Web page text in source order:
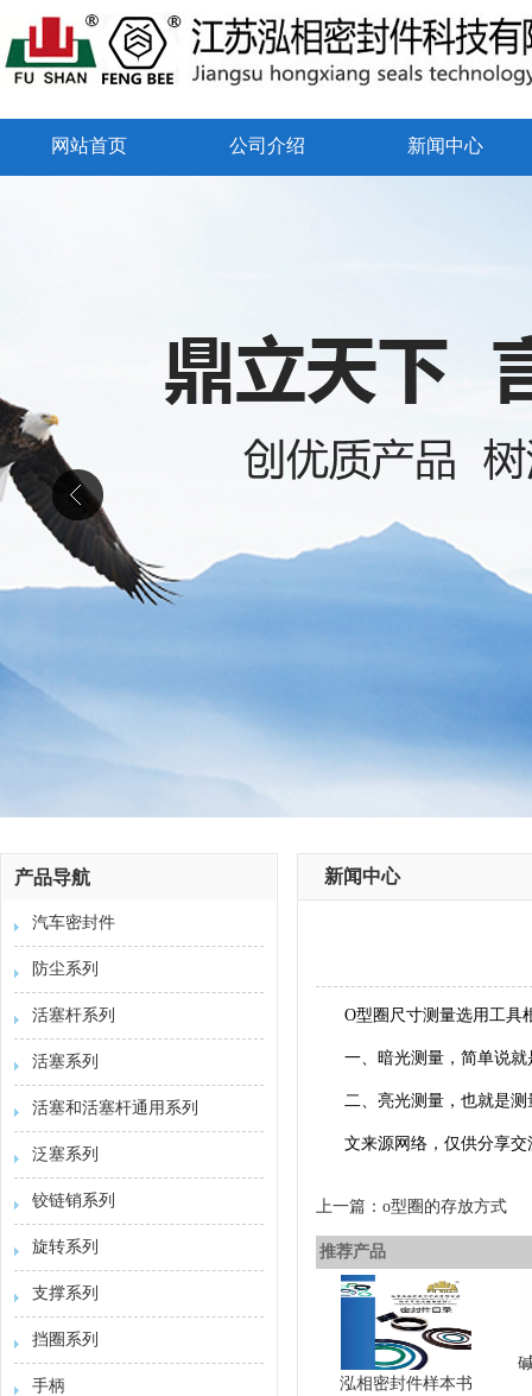
网站首页 公司介绍 新闻中心
产品导航
汽车密封件
防尘系列
活塞杆系列
活塞系列
活塞和活塞杆通用系列
泛塞系列
铰链销系列
旋转系列
支撑系列
挡圈系列
手柄
新闻中心
O型圈 尺寸测量选用工具
一、暗光测量，简单说
二、亮光测量，也就是测
文来源网络，仅供分享
上一篇：o型圈的存放方式
推荐产品
泓相密封件样本书